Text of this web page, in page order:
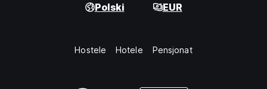
Polski EUR
Hostele Hotele Pensjonat